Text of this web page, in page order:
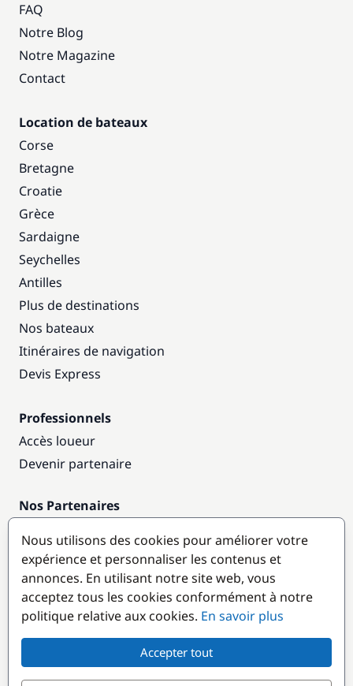
FAQ
Notre Blog
Notre Magazine
Contact
Location de bateaux
Corse
Bretagne
Croatie
Grèce
Sardaigne
Seychelles
Antilles
Plus de destinations
Nos bateaux
Itinéraires de navigation
Devis Express
Professionnels
Accès loueur
Devenir partenaire
Nos Partenaires
Destinations populaires
Nous utilisons des cookies pour améliorer votre
expérience et personnaliser les contenus et
annonces. En utilisant notre site web, vous
acceptez tous les cookies conformément à notre
politique relative aux cookies. En savoir plus
Accepter tout